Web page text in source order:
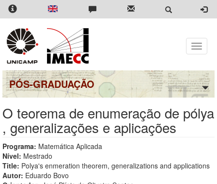
Pular
para
conteúdo
principal
Toggle
PÓS-GRADUAÇÃO
O teorema de enumeração de pólya
, generalizações e aplicações
Programa: Matemática Aplicada
Nível: Mestrado
Title: Polya's enmeration theorem, generalizations and applications
Autor: Eduardo Bovo